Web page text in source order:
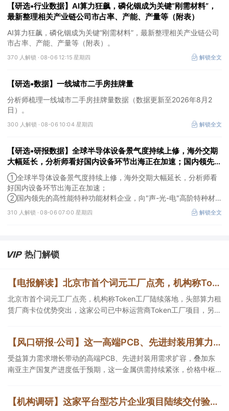
【研选•行业数据】AI算力狂飙，磷化铟成为关键“刚需材料”，
最新整理相关产业链公司市占率、产能、产量等（附表）
AI算力狂飙，磷化铟成为关键“刚需材料”，最新整理相关产业链公司
市占率、产能、产量等（附表）。
370 人解锁 ·08-06 12:15 星期四 解锁全文
【研选•数据】一线城市二手房挂牌量
分析师梳理一线城市二手房挂牌量数据（数据更新至2026年8月2
日）。
300 人解锁 ·08-06 10:04 星期四 解锁全文
【研选•研报数据】全球半导体设备景气度持续上修，海外交期
大幅延长，分析师看好国内设备环节出海正在加速；国内领先的
高性能特种功能材料企业，向"声-光-电"高阶特种材料平台跨
越，打开成长空间
①全球半导体设备景气度持续上修，海外交期大幅延长，分析师看
好国内设备环节出海正在加速；
②国内领先的高性能特种功能材料企业，向"声-光-电"高阶特种材
料平台跨越，打开成长空间。
310 人解锁 ·08-06 07:00 星期四 解锁全文
热门解锁
【电报解读】北京市首个词元工厂点亮，机构称Token工厂陆续落地，头部算力租赁厂商卡位优势突出，这家公司已中标运营商Token工厂项目
北京市首个词元工厂点亮，机构称Token工厂陆续落地，头部算力租
赁厂商卡位优势突出，这家公司已中标运营商Token工厂项目，另一
【风口研报·公司】这一高端PCB、先进封装用算力金属需求持续扩容，公司产销量稳居全球第一，且量增计划稳步推进，有望充分受益价格上行
受益算力需求增长带动的高端PCB、先进封装用需求扩容，叠加东
南亚主产国复产进度低于预期，这一金属供需持续紧张，价格中枢
同时有望充分受益金属价格上行。
【机构调研】这家平台型芯片企业项目陆续交付验收，ASIC在手订单覆盖云端AI等多个方向